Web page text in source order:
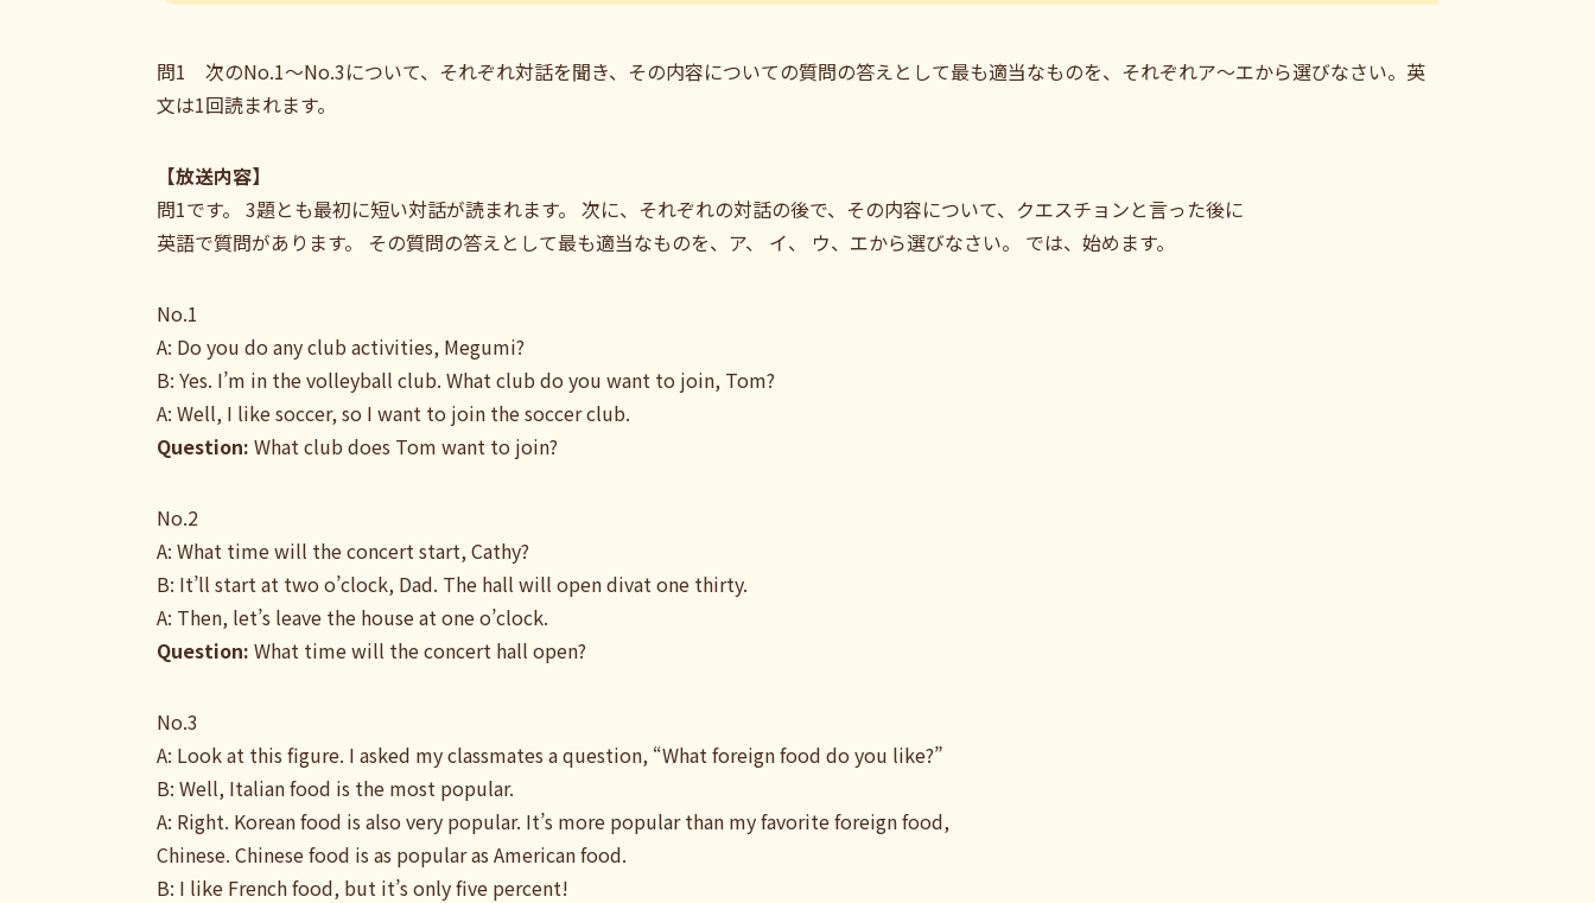
問1 次のNo.1～No.3について、それぞれ対話を聞き、その内容についての質問の答えとして最も適当なものを、それぞれア～エから選びなさい。英
文は1回読まれます。
【放送内容】
問1です。 3題とも最初に短い対話が読まれます。 次に、それぞれの対話の後で、その内容について、クエスチョンと言った後に
英語で質問があります。 その質問の答えとして最も適当なものを、ア、 イ、 ウ、エから選びなさい。 では、始めます。
No.1
A: Do you do any club activities, Megumi?
B: Yes. I’m in the volleyball club. What club do you want to join, Tom?
A: Well, I like soccer, so I want to join the soccer club.
Question: What club does Tom want to join?
No.2
A: What time will the concert start, Cathy?
B: It’ll start at two o’clock, Dad. The hall will open divat one thirty.
A: Then, let’s leave the house at one o’clock.
Question: What time will the concert hall open?
No.3
A: Look at this figure. I asked my classmates a question, “What foreign food do you like?”
B: Well, Italian food is the most popular.
A: Right. Korean food is also very popular. It’s more popular than my favorite foreign food,
Chinese. Chinese food is as popular as American food.
B: I like French food, but it’s only five percent!